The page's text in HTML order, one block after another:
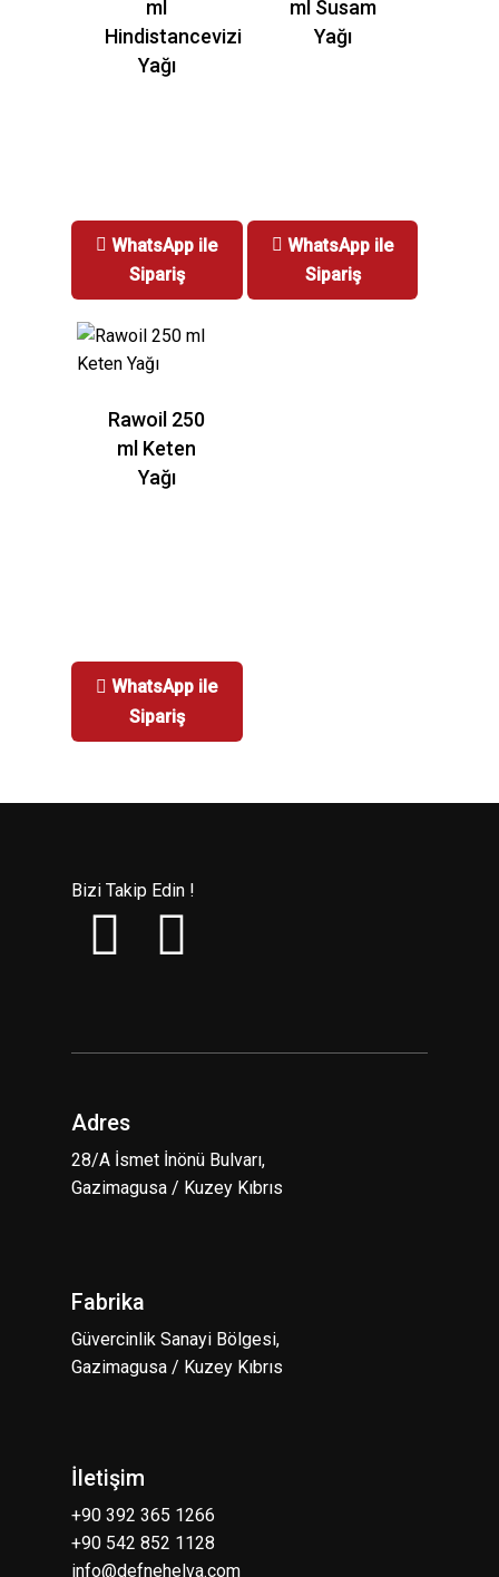
ml
Hindistancevizi
Yağı
WhatsApp ile
Sipariş
ml Susam
Yağı
WhatsApp ile
Sipariş
Rawoil 250
ml Keten
Yağı
WhatsApp ile
Sipariş
Bizi Takip Edin !
Adres
28/A İsmet İnönü Bulvarı,
Gazimagusa / Kuzey Kıbrıs
Fabrika
Güvercinlik Sanayi Bölgesi,
Gazimagusa / Kuzey Kıbrıs
İletişim
+90 392 365 1266
+90 542 852 1128
info@defnehelva.com